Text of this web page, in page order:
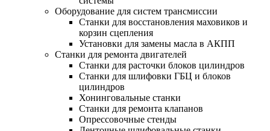
Оборудование для систем трансмиссии
Станки для восстановления маховиков и
корзин сцепления
Установки для замены масла в АКПП
Станки для ремонта двигателей
Станки для расточки блоков цилиндров
Станки для шлифовки ГБЦ и блоков
цилиндров
Хонинговальные станки
Станки для ремонта клапанов
Опрессовочные стенды